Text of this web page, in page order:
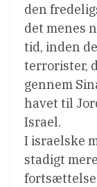
den
det menes
tid, inden
terrorister,
gennem
havet til
Israel.
I israelske
stadigt
fortsættelse